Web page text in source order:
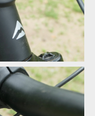
dle nejnovějších trendu
dle nejnovějších trendu